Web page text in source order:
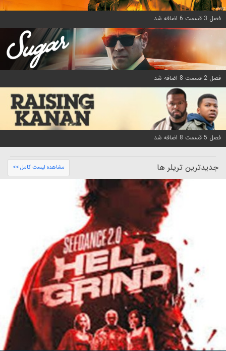
فصل 3 قسمت 6 اضافه شد
فصل 2 قسمت 8 اضافه شد
فصل 5 قسمت 8 اضافه شد
جدیدترین تریلر ها مشاهده لیست کامل >>